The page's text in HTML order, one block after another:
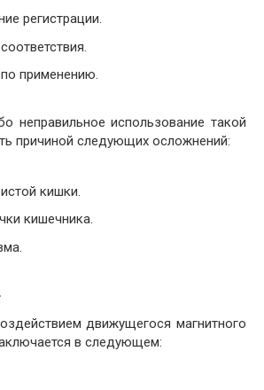
регистрации.
применению.
неправильное использование такой
причиной следующих осложнений:
кишки.
кишечника.
движущегося магнитного
в следующем: